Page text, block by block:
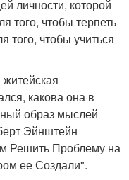
личности, которой
того, чтобы терпеть
того, чтобы учиться
какова она в
образ мыслей
Эйнштейн
Решить Проблему на
ее Создали".